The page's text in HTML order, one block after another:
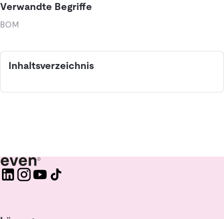
Verwandte Begriffe
BOM
Inhaltsverzeichnis